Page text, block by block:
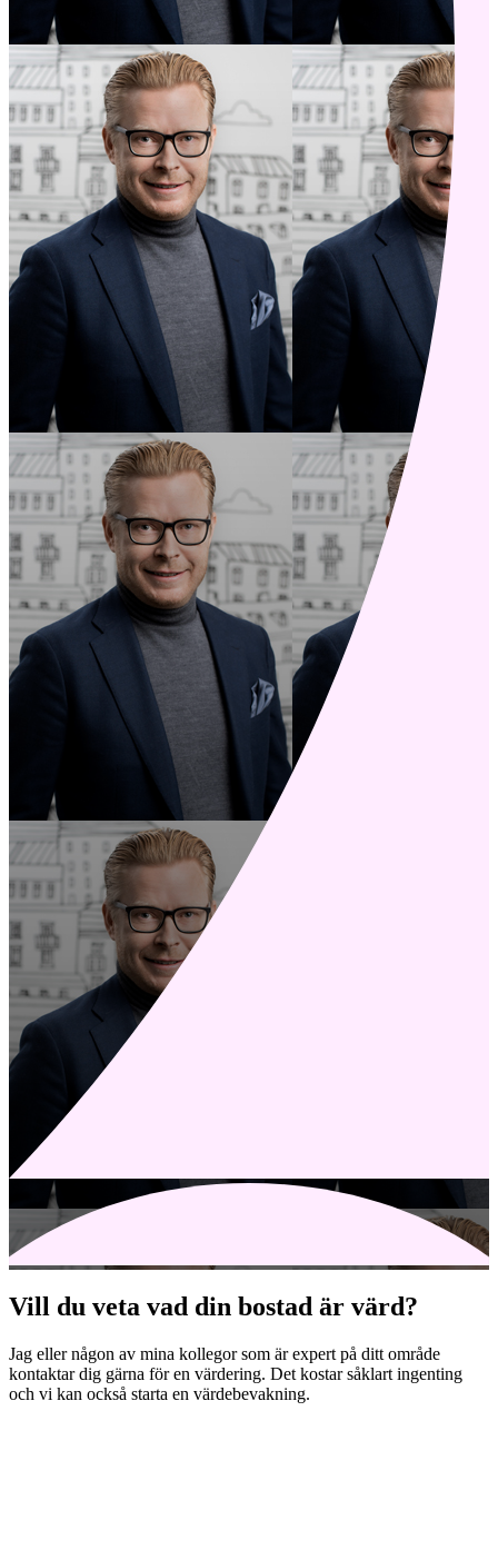
Vill du veta vad din bostad är värd?
Jag eller någon av mina kollegor som är expert på ditt område
kontaktar dig gärna för en värdering. Det kostar såklart ingenting
och vi kan också starta en värdebevakning.